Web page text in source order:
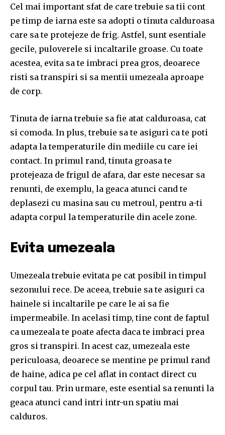
Join our community of
Cel mai important sfat de care trebuie sa tii cont
pe timp de iarna este sa adopti o tinuta calduroasa
care sa te protejeze de frig. Astfel, sunt esentiale
gecile, puloverele si incaltarile groase. Cu toate
acestea, evita sa te imbraci prea gros, deoarece
risti sa transpiri si sa mentii umezeala aproape
de corp.
Tinuta de iarna trebuie sa fie atat calduroasa, cat
si comoda. In plus, trebuie sa te asiguri ca te poti
adapta la temperaturile din mediile cu care iei
contact. In primul rand, tinuta groasa te
protejeaza de frigul de afara, dar este necesar sa
renunti, de exemplu, la geaca atunci cand te
deplasezi cu masina sau cu metroul, pentru a-ti
adapta corpul la temperaturile din acele zone.
Evita umezeala
Umezeala trebuie evitata pe cat posibil in timpul
sezonului rece. De aceea, trebuie sa te asiguri ca
hainele si incaltarile pe care le ai sa fie
impermeabile. In acelasi timp, tine cont de faptul
ca umezeala te poate afecta daca te imbraci prea
gros si transpiri. In acest caz, umezeala este
periculoasa, deoarece se mentine pe primul rand
de haine, adica pe cel aflat in contact direct cu
corpul tau. Prin urmare, este esential sa renunti la
geaca atunci cand intri intr-un spatiu mai
calduros.